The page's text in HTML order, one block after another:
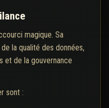
magique. Sa
la qualité des données,
et de la gouvernance
sont :